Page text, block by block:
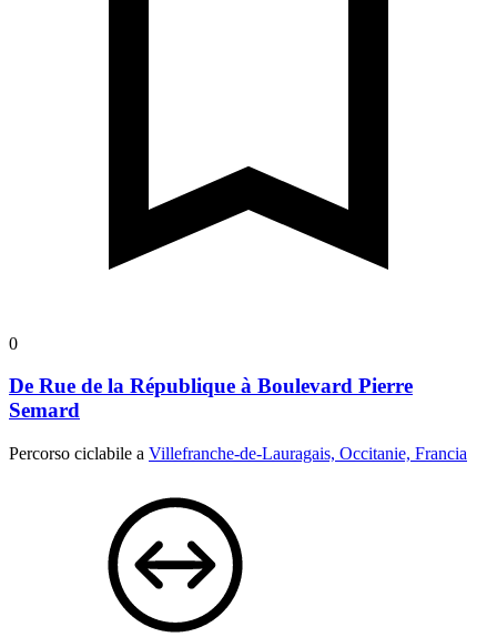
0
De Rue de la République à Boulevard Pierre
Semard
Percorso ciclabile a Villefranche-de-Lauragais, Occitanie, Francia